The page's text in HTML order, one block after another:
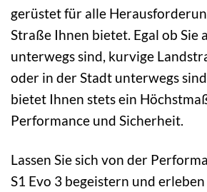
gerüstet für alle
Straße Ihnen bietet. Egal ob Sie
unterwegs sind, kurvige
oder in der Stadt unterwegs
bietet Ihnen stets ein
Performance und Sicherheit.
Lassen Sie sich von der
S1 Evo 3 begeistern und erleben